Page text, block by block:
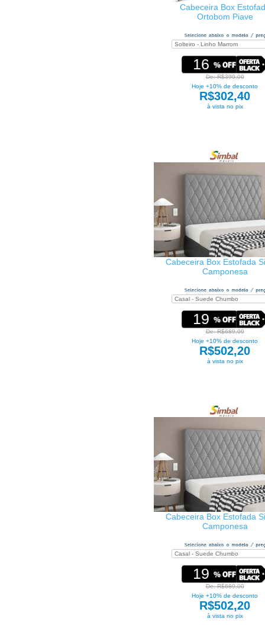
Cabeceira Box
Ortobom Piave
16
De: R$399,00
Hoje +10% de desconto
R$302,40
à vista no pix
Cabeceira Box Estofada
Camponesa
19
De: R$689,00
Hoje +10% de desconto
R$502,20
à vista no pix
Cabeceira Box Estofada
Camponesa
19
De: R$689,00
Hoje +10% de desconto
R$502,20
à vista no pix